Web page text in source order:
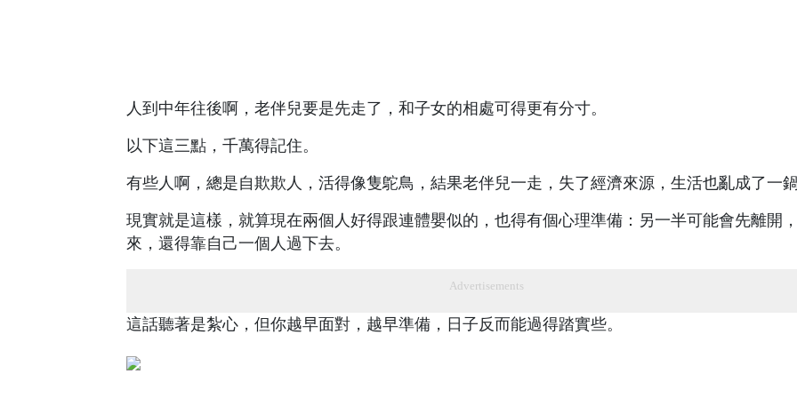
人到中年往後啊，老伴兒要是先走了，和子女的相處可得更有分寸。
以下這三點，千萬得記住。
有些人啊，總是自欺欺人，活得像隻鴕鳥，結果老伴兒一走，失了經濟來源，生活也亂成了一鍋
現實就是這樣，就算現在兩個人好得跟連體嬰似的，也得有個心理準備：另一半可能會先離開
來，還得靠自己一個人過下去。
Advertisements
這話聽著是紮心，但你越早面對，越早準備，日子反而能過得踏實些。